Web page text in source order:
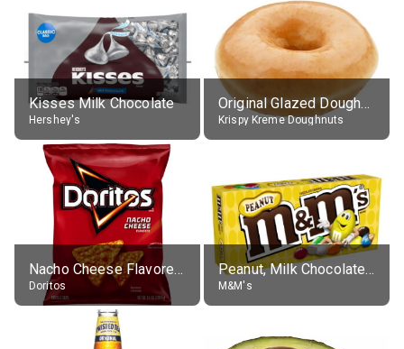
Kisses Milk Chocolate
Hershey's
Original Glazed Doughnut
Krispy Kreme Doughnuts
Nacho Cheese Flavored Tortilla Chips
Doritos
Peanut, Milk Chocolate Candies
M&M's